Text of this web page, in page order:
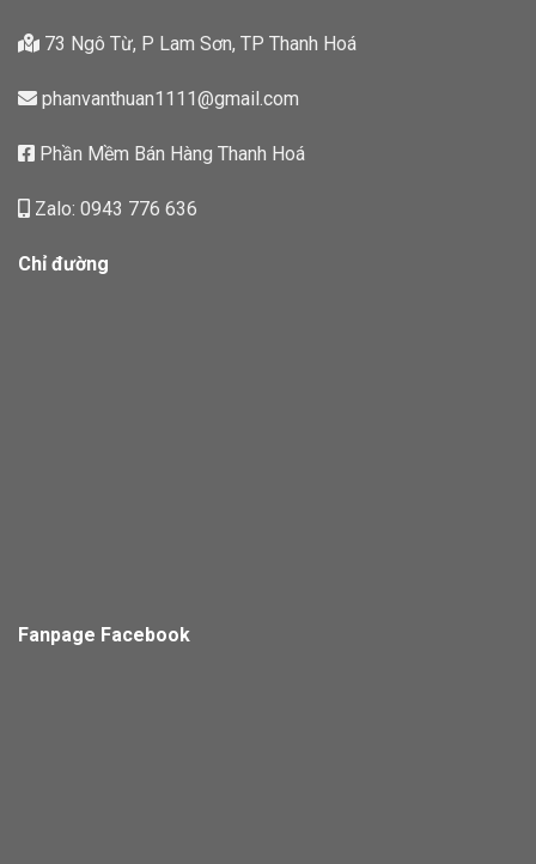
73 Ngô Từ, P Lam Sơn, TP Thanh Hoá
phanvanthuan1111@gmail.com
Phần Mềm Bán Hàng Thanh Hoá
Zalo: 0943 776 636
Chỉ đường
Fanpage Facebook